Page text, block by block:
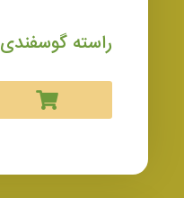
راسته گوسفندی